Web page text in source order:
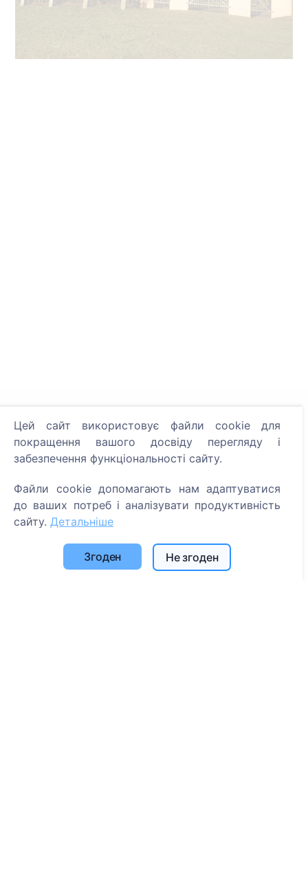
Про CEMETY
Часто задавані питання
Події
Список муніципалітетів та користувачів
Політика конфіденційності
Політика платежів
Налаштування файлів cookie
Цей сайт використовує файли cookie для
покращення вашого досвіду перегляду і
забезпечення функціональності сайту.
Файли cookie допомагають нам адаптуватися
до ваших потреб і аналізувати продуктивність
сайту. Детальніше
Згоден Не згоден